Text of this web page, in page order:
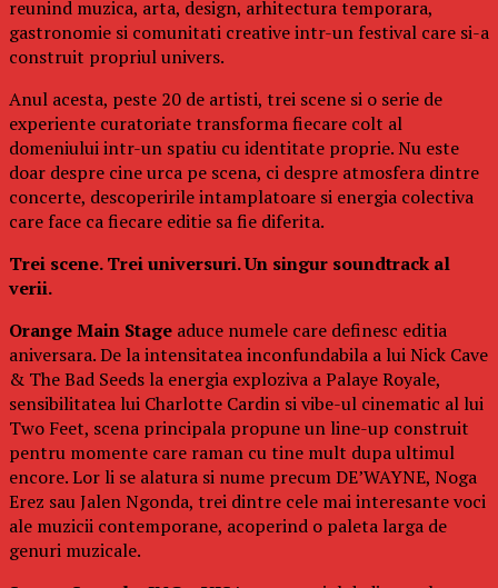
reunind muzica, arta, design, arhitectura temporara,
gastronomie si comunitati creative intr-un festival care si-a
construit propriul univers.
Anul acesta, peste 20 de artisti, trei scene si o serie de
experiente curatoriate transforma fiecare colt al
domeniului intr-un spatiu cu identitate proprie. Nu este
doar despre cine urca pe scena, ci despre atmosfera dintre
concerte, descoperirile intamplatoare si energia colectiva
care face ca fiecare editie sa fie diferita.
Trei scene. Trei universuri. Un singur soundtrack al
verii.
Orange Main Stage aduce numele care definesc editia
aniversara. De la intensitatea inconfundabila a lui Nick Cave
& The Bad Seeds la energia exploziva a Palaye Royale,
sensibilitatea lui Charlotte Cardin si vibe-ul cinematic al lui
Two Feet, scena principala propune un line-up construit
pentru momente care raman cu tine mult dupa ultimul
encore. Lor li se alatura si nume precum DE’WAYNE, Noga
Erez sau Jalen Ngonda, trei dintre cele mai interesante voci
ale muzicii contemporane, acoperind o paleta larga de
genuri muzicale.